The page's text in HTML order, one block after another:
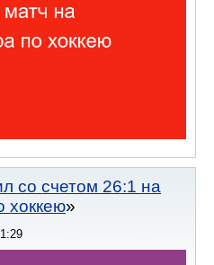
со счетом 26:1 на
хоккею